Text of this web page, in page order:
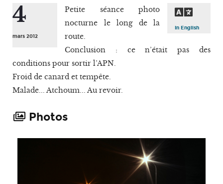
4
mars 2012
In English
Petite séance photo
nocturne le long de la
route.
Conclusion : ce n’était pas des
conditions pour sortir l’APN.
Froid de canard et tempête.
Malade... Atchoum... Au revoir.
Photos